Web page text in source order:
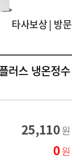
타사보상 | 방문
러스 냉온정수
25,110원
0원